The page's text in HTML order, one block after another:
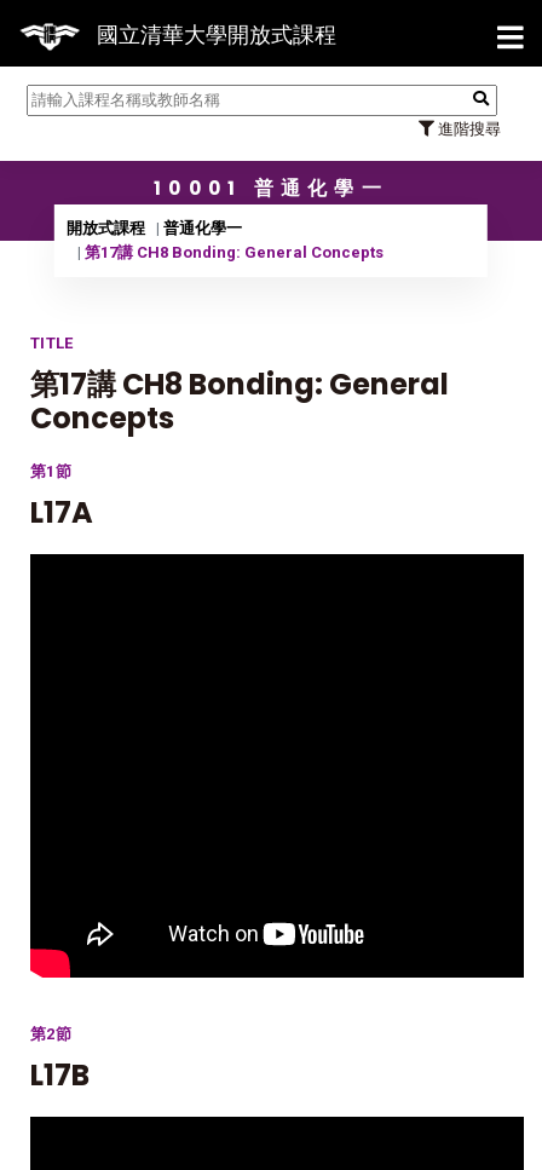
國立清華大學開放式課程
進階搜尋
【
10001 普通化學一
開放式課程
普通化學一
第17講 CH8 Bonding: General Concepts
TITLE
第17講 CH8 Bonding: General
Concepts
第1節
L17A
第2節
L17B